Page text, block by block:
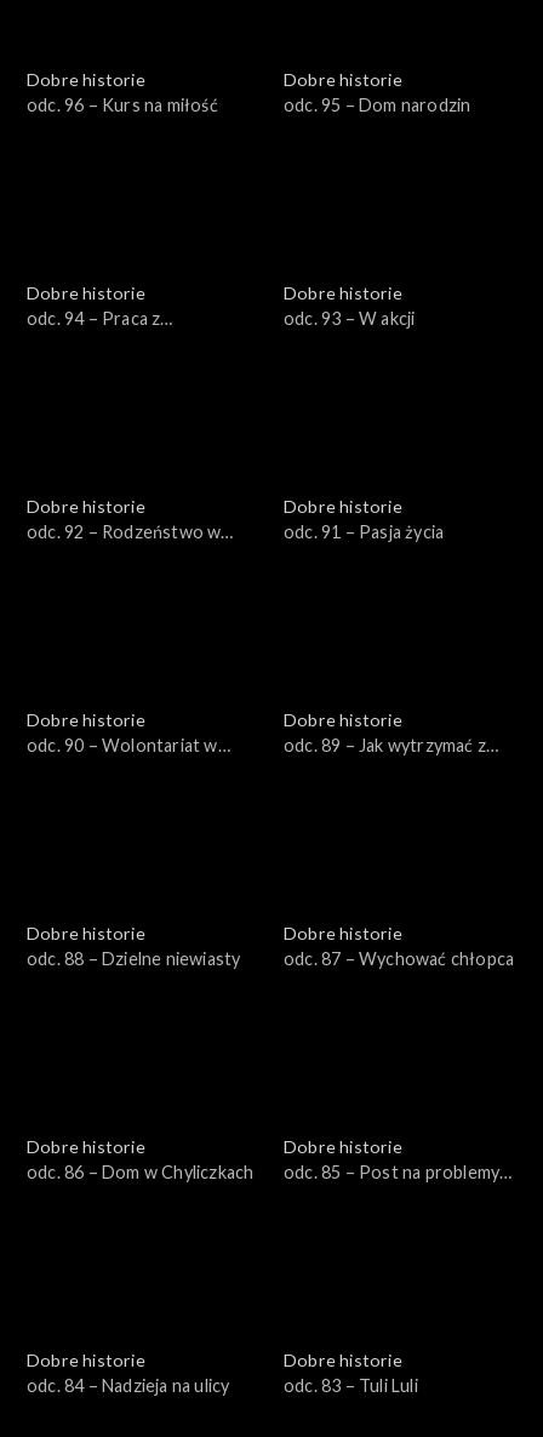
Dobre historie
odc. 96 – Kurs na miłość
Dobre historie
odc. 95 – Dom narodzin
Dobre historie
odc. 94 – Praca z
Dobre historie
odc. 93 – W akcji
Dobre historie
odc. 92 – Rodzeństwo w
Dobre historie
odc. 91 – Pasja życia
Dobre historie
odc. 90 – Wolontariat w
Dobre historie
odc. 89 – Jak wytrzymać z
Dobre historie
odc. 88 – Dzielne niewiasty
Dobre historie
odc. 87 – Wychować chłopca
Dobre historie
odc. 86 – Dom w Chyliczkach
Dobre historie
odc. 85 – Post na problemy
Dobre historie
odc. 84 – Nadzieja na ulicy
Dobre historie
odc. 83 – Tuli Luli